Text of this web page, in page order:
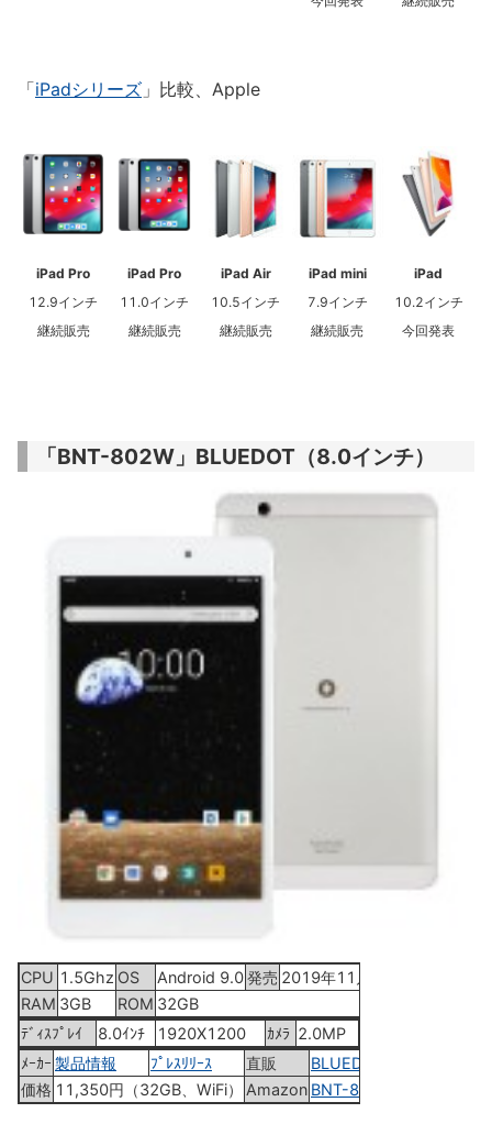
「iPadシリーズ 」比較、Apple
iPad Pro
12.9インチ
継続販売
iPad Pro
11.0インチ
継続販売
iPad Air
10.5インチ
継続販売
iPad mini
7.9インチ
継続販売
iPad
10.2インチ
今回発表
「BNT-802W」BLUEDOT（8.0インチ）
CPU 1.5Ghz OS Android 9.0発売 2019年11月下旬
RAM 3GB ROM 32GB
ﾃﾞｨｽﾌﾟﾚｲ
8.0ｲﾝﾁ 1920X1200 ｶﾒﾗ 2.0MP
ﾒｰｶｰ 製品情報 ﾌﾟﾚｽﾘﾘｰｽ 直販
BLUEDOTｽﾄｱ
価格 11,350円（32GB、WiFi） Amazon BNT-802W